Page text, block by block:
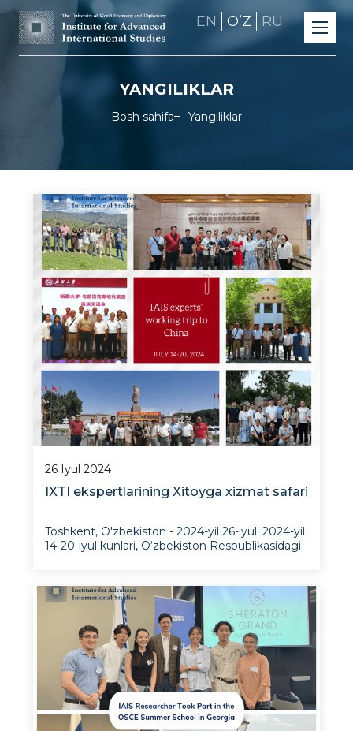
EN OʼZ RU
YANGILIKLAR
Bosh sahifa Yangiliklar
26 Iyul 2024
IXTI ekspertlarining Xitoyga xizmat safari
Toshkent, O'zbekiston - 2024-yil 26-iyul. 2024-yil
14-20-iyul kunlari, O‘zbekiston Respublikasidagi
va Afg‘oniston va Janubiy Osiyoni o‘rganish
markazi